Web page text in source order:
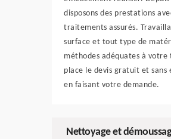
disposons des prestations
traitements assurés.
surface et tout type de
méthodes adéquates à
place le devis gratuit et sans
en faisant votre demande.
Nettoyage et